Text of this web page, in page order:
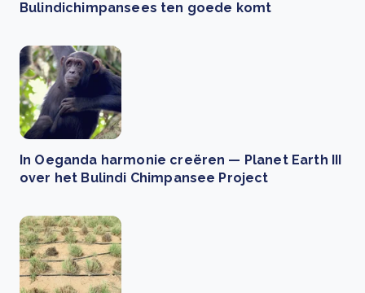
Bulindichimpansees ten goede komt
In Oeganda harmonie creëren — Planet Earth III
over het Bulindi Chimpansee Project